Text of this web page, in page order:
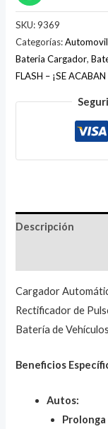
SKU:9369
Categorías:
Bateria Cargador,
FLASH – ¡SE
Descripción
Cargador
Rectificador de
Batería de Vehículos
Beneficios
Autos: